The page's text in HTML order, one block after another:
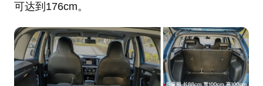
可达到176cm。